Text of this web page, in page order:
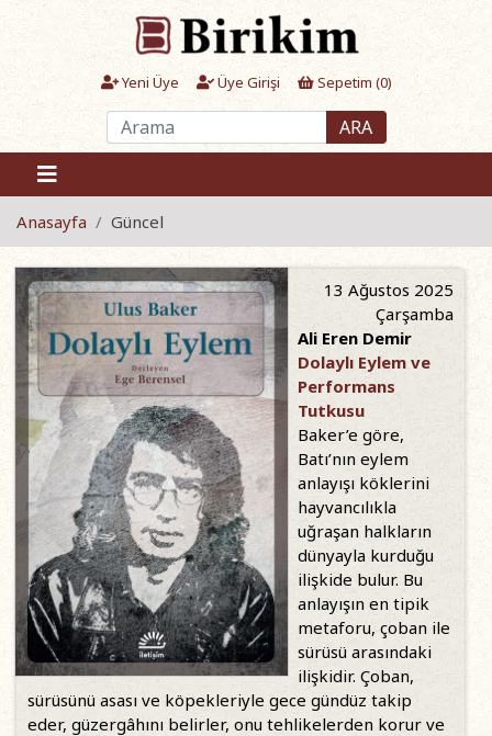
Yeni Üye Üye Girişi Sepetim (0)
ARA
Anasayfa Güncel
13 Ağustos 2025
Çarşamba
Ali Eren Demir
Dolaylı Eylem ve
Performans
Tutkusu
Baker’e göre,
Batı’nın eylem
anlayışı köklerini
hayvancılıkla
uğraşan halkların
dünyayla kurduğu
ilişkide bulur. Bu
anlayışın en tipik
metaforu, çoban ile
sürüsü arasındaki
ilişkidir. Çoban,
sürüsünü asası ve köpekleriyle gece gündüz takip
eder, güzergâhını belirler, onu tehlikelerden korur ve